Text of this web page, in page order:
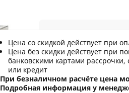
102.21
Цена со скидкой действует при
Цена без скидки действует при
банковскими картами
или кредит
При безналичном расчёте цена
Подробная информация у
Сообщить о